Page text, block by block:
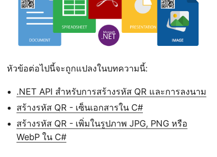
หัวข้อต่อไปนี้จะถูกแปลงในบทความนี้:
.NET API สำหรับการสร้างรหัส QR และการลงนาม
สร้างรหัส QR - เซ็นเอกสารใน C#
สร้างรหัส QR - เพิ่มในรูปภาพ JPG, PNG หรือ
WebP ใน C#